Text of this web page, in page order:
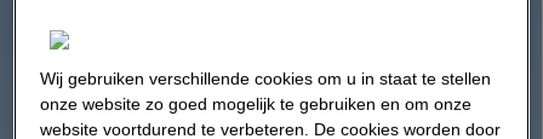
Wij gebruiken verschillende cookies om u in staat te stellen
onze website zo goed mogelijk te gebruiken en om onze
website voortdurend te verbeteren. De cookies worden door